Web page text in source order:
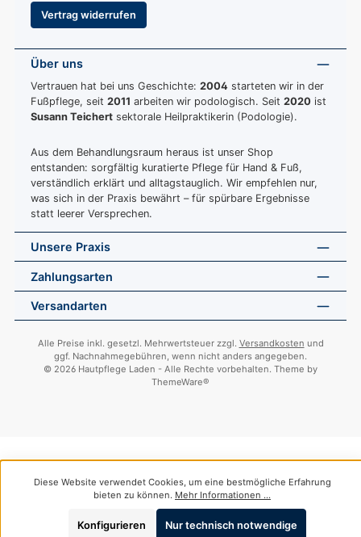
Vertrag widerrufen
Über uns
Vertrauen hat bei uns Geschichte: 2004 starteten wir in der
Fußpflege, seit 2011 arbeiten wir podologisch. Seit 2020 ist
Susann Teichert sektorale Heilpraktikerin (Podologie).
Aus dem Behandlungsraum heraus ist unser Shop
entstanden: sorgfältig kuratierte Pflege für Hand & Fuß,
verständlich erklärt und alltagstauglich. Wir empfehlen nur,
was sich in der Praxis bewährt – für spürbare Ergebnisse
statt leerer Versprechen.
Unsere Praxis
Zahlungsarten
Versandarten
Alle Preise inkl. gesetzl. Mehrwertsteuer zzgl. Versandkosten und
ggf. Nachnahmegebühren, wenn nicht anders angegeben.
© 2026 Hautpflege Laden - Alle Rechte vorbehalten. Theme by
ThemeWare®
Diese Website verwendet Cookies, um eine bestmögliche Erfahrung
bieten zu können. Mehr Informationen ...
Nur technisch notwendige
Konfigurieren